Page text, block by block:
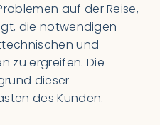
auf der Reise,
die notwendigen
und
zu ergreifen. Die
dieser
des Kunden.